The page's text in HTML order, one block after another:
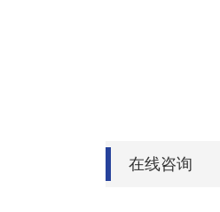
在线咨询